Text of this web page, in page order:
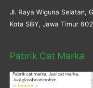
Jl. Raya Wiguna Selatan,
Kota SBY, Jawa Timur
Pabrik Cat Marka